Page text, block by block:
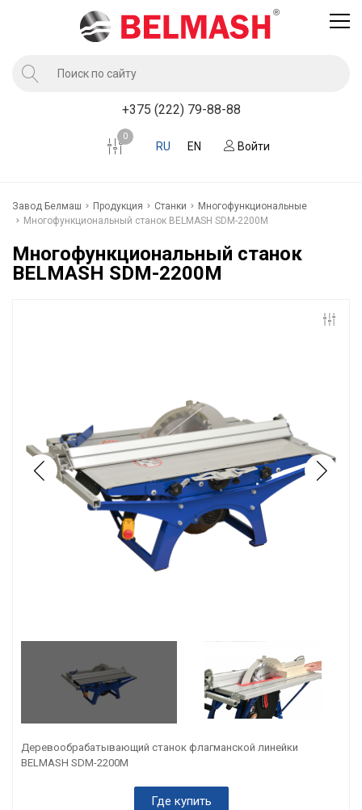
+375 (222) 79-88-88
0
RU EN Войти
Услуги завода BELMASH
Компания
Новости
Где купить
Завод Белмаш Продукция Станки
Многофункциональные
Многофункциональный станок BELMASH SDM-2200M
Многофункциональный станок
BELMASH SDM-2200M
Деревообрабатывающий станок флагманской линейки
BELMASH SDM-2200M
Где купить